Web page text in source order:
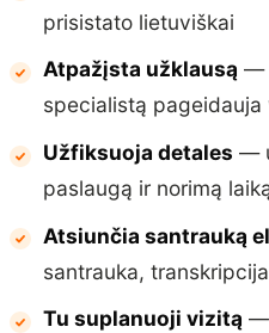
prisistato lietuviškai
Atpažįsta užklausą —
specialistą pageidauja
Užfiksuoja detales —
paslaugą ir norimą
Atsiunčia santrauką
santrauka,
Tu suplanuoji vizitą —